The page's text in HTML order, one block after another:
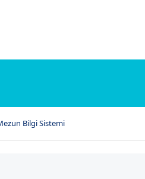
Bilgi Sistemi